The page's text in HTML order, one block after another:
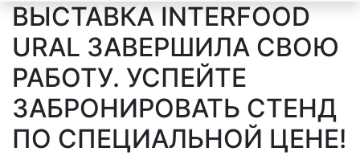
ВЫСТАВКА INTERFOOD
URAL ЗАВЕРШИЛА СВОЮ
РАБОТУ. УСПЕЙТЕ
ЗАБРОНИРОВАТЬ СТЕНД
ПО СПЕЦИАЛЬНОЙ ЦЕНЕ!